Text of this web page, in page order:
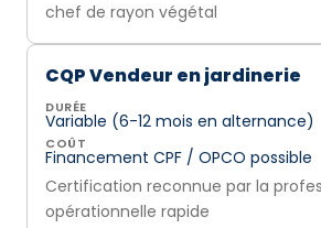
chef de rayon végétal
CQP Vendeur en jardinerie
DURÉE
Variable (6-12 mois en alternance)
COÛT
Financement CPF / OPCO possible
Certification reconnue par la
opérationnelle rapide